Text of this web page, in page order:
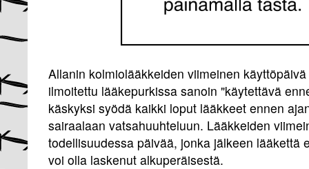
Allanin kolmiolääkkeiden viimeinen
ilmoitettu lääkepurkissa sanoin "käytettävä
käskyksi syödä kaikki loput lääkkeet ennen
sairaalaan vatsahuuhteluun. Lääkkeiden
todellisuudessa päivää, jonka jälkeen lääkettä
voi olla laskenut alkuperäisestä.